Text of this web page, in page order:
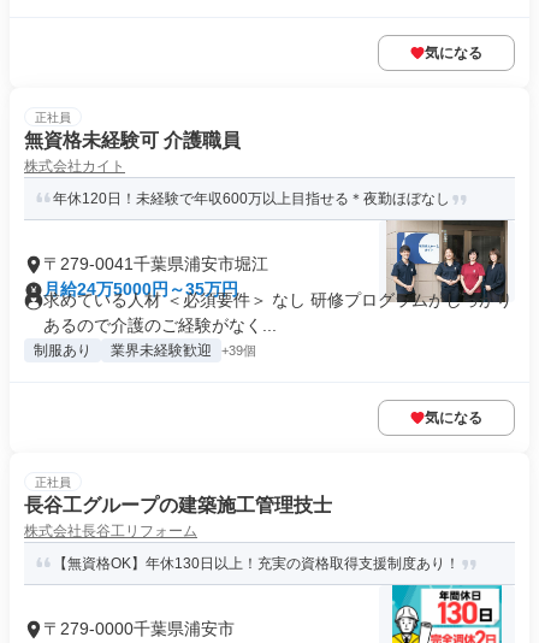
気になる
正社員
無資格未経験可 介護職員
株式会社カイト
年休120日！未経験で年収600万以上目指せる＊夜勤ほぼなし
〒279-0041千葉県浦安市堀江
月給24万5000円～35万円
求めている人材 ＜必須要件＞ なし 研修プログラムがしっかり
あるので介護のご経験がなく...
制服あり 業界未経験歓迎 +39個
気になる
正社員
長谷工グループの建築施工管理技士
株式会社長谷工リフォーム
【無資格OK】年休130日以上！充実の資格取得支援制度あり！
〒279-0000千葉県浦安市